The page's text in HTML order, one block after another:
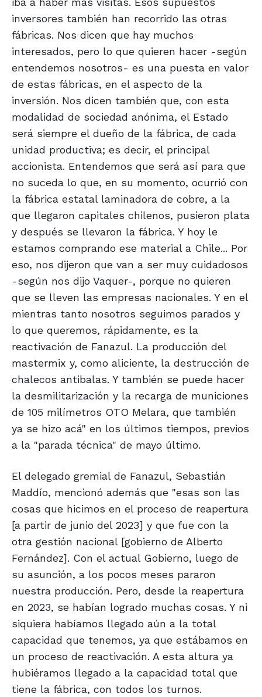
inversores también han recorrido las otras
fábricas. Nos dicen que hay muchos
interesados, pero lo que quieren hacer -según
entendemos nosotros- es una puesta en valor
de estas fábricas, en el aspecto de la
inversión. Nos dicen también que, con esta
modalidad de sociedad anónima, el Estado
será siempre el dueño de la fábrica, de cada
unidad productiva; es decir, el principal
accionista. Entendemos que será así para que
no suceda lo que, en su momento, ocurrió con
la fábrica estatal laminadora de cobre, a la
que llegaron capitales chilenos, pusieron plata
y después se llevaron la fábrica. Y hoy le
estamos comprando ese material a Chile... Por
eso, nos dijeron que van a ser muy cuidadosos
-según nos dijo Vaquer-, porque no quieren
que se lleven las empresas nacionales. Y en el
mientras tanto nosotros seguimos parados y
lo que queremos, rápidamente, es la
reactivación de Fanazul. La producción del
mastermix y, como aliciente, la destrucción de
chalecos antibalas. Y también se puede hacer
la desmilitarización y la recarga de municiones
de 105 milímetros OTO Melara, que también
ya se hizo acá" en los últimos tiempos, previos
a la "parada técnica" de mayo último.
El delegado gremial de Fanazul, Sebastián
Maddío, mencionó además que "esas son las
cosas que hicimos en el proceso de reapertura
[a partir de junio del 2023] y que fue con la
otra gestión nacional [gobierno de Alberto
Fernández]. Con el actual Gobierno, luego de
su asunción, a los pocos meses pararon
nuestra producción. Pero, desde la reapertura
en 2023, se habían logrado muchas cosas. Y ni
siquiera habíamos llegado aún a la total
capacidad que tenemos, ya que estábamos en
un proceso de reactivación. A esta altura ya
hubiéramos llegado a la capacidad total que
tiene la fábrica, con todos los turnos.